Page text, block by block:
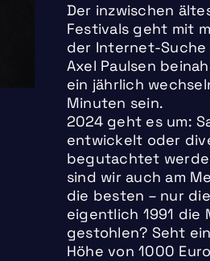
Der inzwischen
Festivals geht mit
der Internet-Suche
Axel Paulsen
ein jährlich
Minuten sein.
2024 geht es um:
entwickelt oder
begutachtet
sind wir auch am
die besten – nur
eigentlich 1991 die
gestohlen? Seht
Höhe von 1000